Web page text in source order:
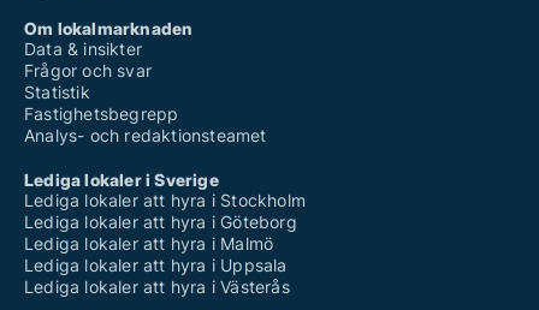
Om lokalmarknaden
Data & insikter
Frågor och svar
Statistik
Fastighetsbegrepp
Analys- och redaktionsteamet
Lediga lokaler i Sverige
Lediga lokaler att hyra i Stockholm
Lediga lokaler att hyra i Göteborg
Lediga lokaler att hyra i Malmö
Lediga lokaler att hyra i Uppsala
Lediga lokaler att hyra i Västerås